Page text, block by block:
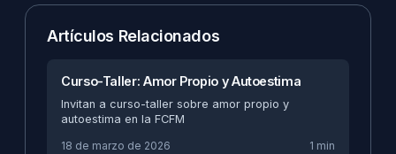
Artículos Relacionados
Curso-Taller: Amor Propio y Autoestima
Invitan a curso-taller sobre amor propio y
autoestima en la FCFM
18 de marzo de 2026
1 min